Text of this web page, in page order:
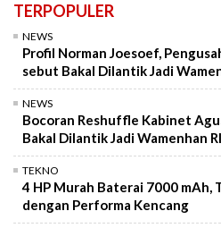
TERPOPULER
NEWS
Profil Norman Joesoef,
sebut Bakal Dilantik Jadi
NEWS
Bocoran Reshuffle Kabinet
Bakal Dilantik Jadi Wamenhan RI
TEKNO
4 HP Murah Baterai 7000 mAh,
dengan Performa Kencang